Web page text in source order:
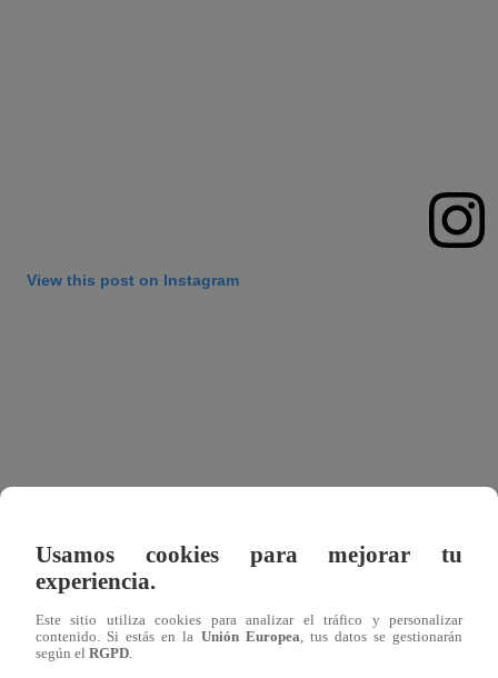
View this post on Instagram
Usamos cookies para mejorar tu
experiencia.
Este sitio utiliza cookies para analizar el tráfico y personalizar
contenido. Si estás en la Unión Europea, tus datos se gestionarán
según el RGPD.